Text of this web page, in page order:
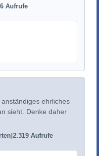
Aufrufe
ehrliches
sieht. Denke daher
2.319 Aufrufe